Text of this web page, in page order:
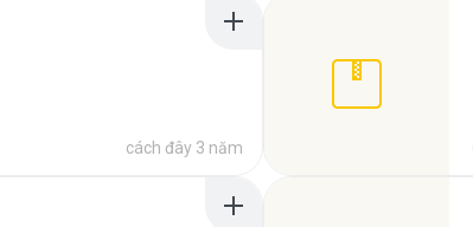
cách đây 3 năm